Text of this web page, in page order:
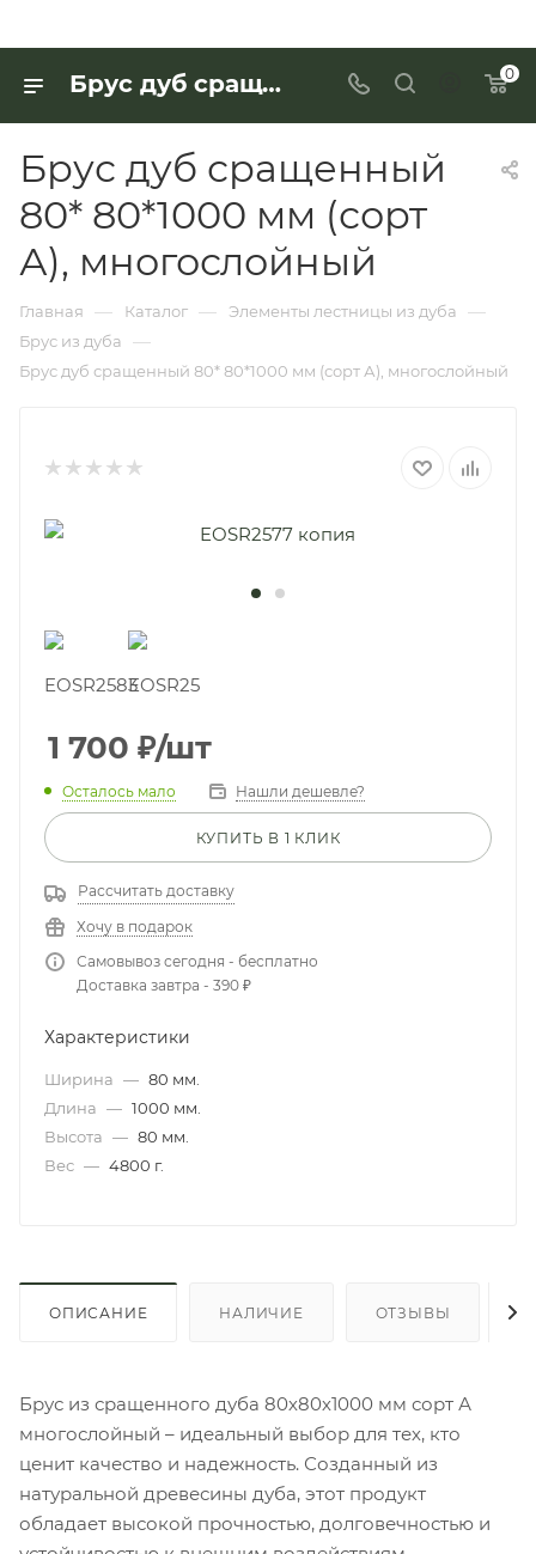
Брус дуб сращенный 80* 80*1000 мм (сорт А), многослойный для работы с деревянными изделиями — купить в «Интерьер Дом» 0
Брус дуб сращенный
80* 80*1000 мм (сорт
А), многослойный
Главная — Каталог — Элементы лестницы из дуба —
Брус из дуба —
Брус дуб сращенный 80* 80*1000 мм (сорт А), многослойный
1 700 ₽/шт
Осталось мало Нашли дешевле?
КУПИТЬ В 1 КЛИК
Рассчитать доставку
Хочу в подарок
Самовывоз сегодня - бесплатно
Доставка завтра - 390 ₽
Характеристики
Ширина — 80 мм.
Длина — 1000 мм.
Высота — 80 мм.
Вес — 4800 г.
ОПИСАНИЕ НАЛИЧИЕ ОТЗЫВЫ
Брус из сращенного дуба 80х80х1000 мм сорт А
многослойный – идеальный выбор для тех, кто
ценит качество и надежность. Созданный из
натуральной древесины дуба, этот продукт
обладает высокой прочностью, долговечностью и